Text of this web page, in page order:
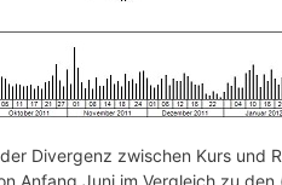
Divergenz zwischen Kurs und
Anfang Juni im Vergleich zu